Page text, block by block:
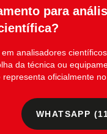
para
analisadores
da técnica ou
oficialmente no
WHATSAPP